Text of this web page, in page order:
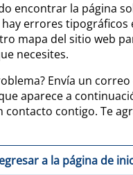
encontrar la página
errores tipográficos
mapa del sitio web
necesites.
Envía un
aparece a
contacto contigo. Te
a la página de